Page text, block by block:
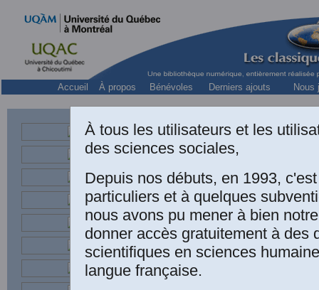
Accueil À propos Bénévoles Derniers ajouts Nous
À tous les utilisateurs et les
des sciences sociales,
Depuis nos débuts, en 1993,
particuliers et à quelques
nous avons pu mener à bien
donner accès gratuitement à des
scientifiques en sciences
langue française.